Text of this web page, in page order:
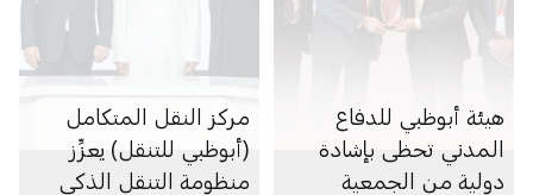
هيئة أبوظبي للدفاع
المدني تحظى بإشادة
دولية من الجمعية
مركز النقل المتكامل
(أبوظبي للتنقل) يعزِّز
منظومة التنقل الذكي